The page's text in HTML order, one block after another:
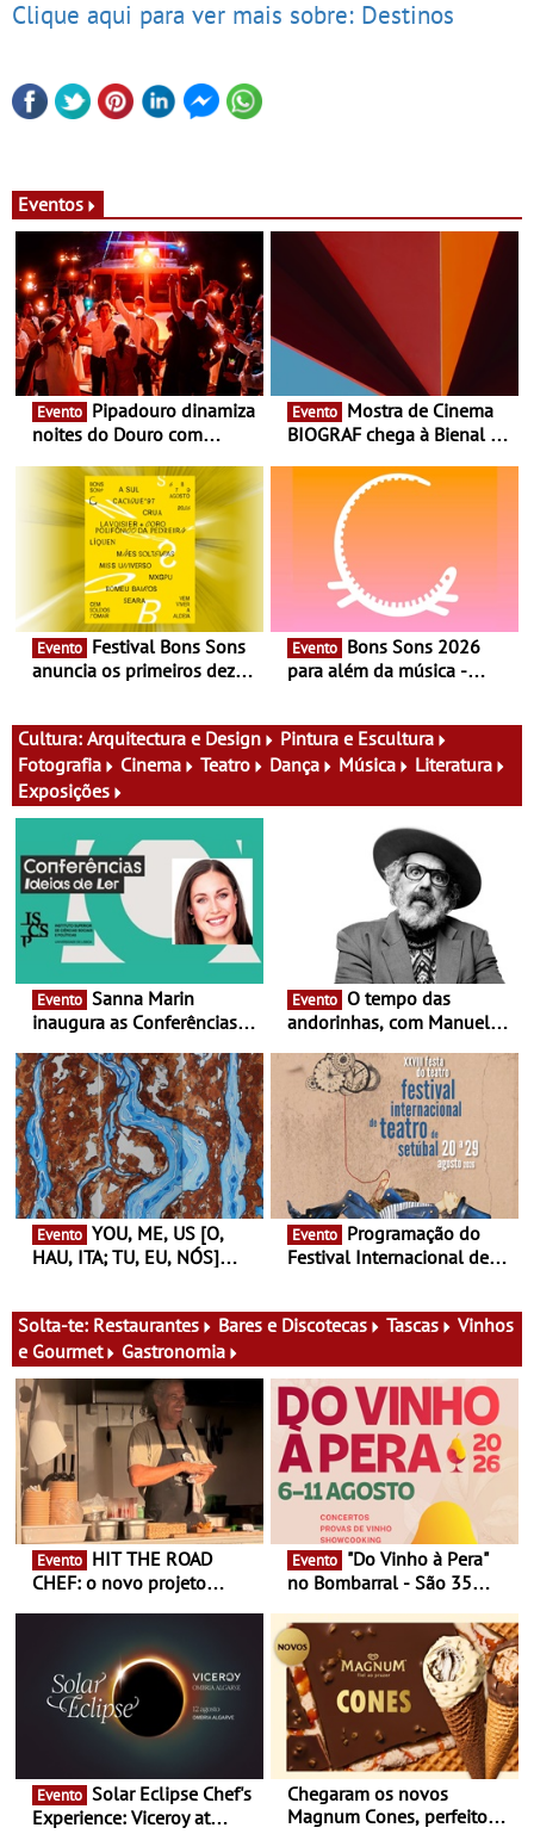
Clique aqui para ver mais sobre: Destinos
Eventos
Evento
noites do Douro com
vinho, gastronomia e
música
Evento
BIOGRAF chega à Bienal de
Documentário, ensaio
fílmico e práticas artísticas
Evento
anuncia os primeiros dez
Evento
para além da música -
atividades para toda a
família e muito mais
Cultura: Arquitectura e Design
Pintura e Escultura
Fotografia
Cinema Teatro Dança Música
Literatura
Exposições
Evento
inaugura as Conferências
Antiga primeira-ministra da
Finlândia é a convidada da
primeira edição do novo
ciclo de debates dedicado
aos grandes temas do
nosso tempo
Evento
andorinhas, com Manuel
Atum - Concerto
performance na MAAT
Gallery a 3 de Setembro,
Evento
HAU, ITA; TU, EU, NÓS]
13 de Dezembro
Evento
Festival Internacional de
29 de Agosto
Solta-te: Restaurantes Bares e Discotecas Tascas
Vinhos
e Gourmet
Gastronomia
Evento
CHEF: o novo projeto
conceito gastronómico
itinerante que percorre
Portugal
Evento
no Bombarral - São 35
prova e seis dias de
experiências
Evento
Experience: Viceroy at
Chegaram os novos
Magnum Cones, perfeitos